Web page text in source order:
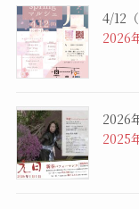
4/12
2026
2026
2025